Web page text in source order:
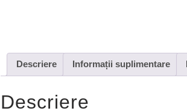
Descriere Informații suplimentare
Descriere